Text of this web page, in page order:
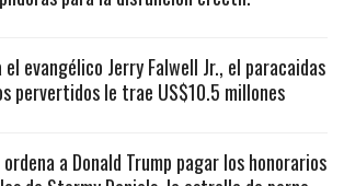
el evangélico Jerry Falwell Jr., el paracaidas
pervertidos le trae US$10.5 millones
ordena a Donald Trump pagar los honorarios